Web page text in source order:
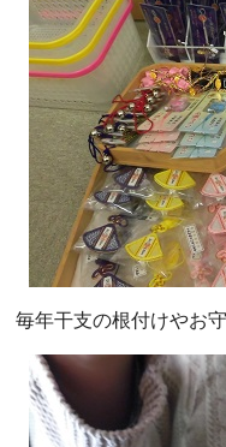
毎年干支の根付けやお